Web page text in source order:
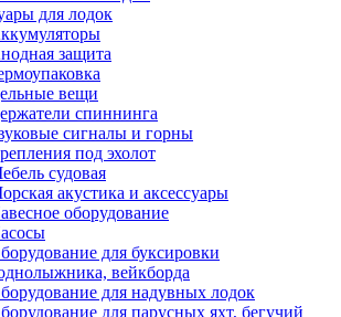
для лодок
защита
вещи
спиннинга
сигналы и горны
под эхолот
судовая
акустика и аксессуары
оборудование
для буксировки
вейкборда
для надувных лодок
для парусных яхт, бегучий